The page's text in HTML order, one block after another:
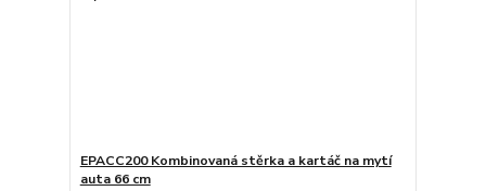
EPACC200 Kombinovaná stěrka a kartáč na mytí
auta 66 cm